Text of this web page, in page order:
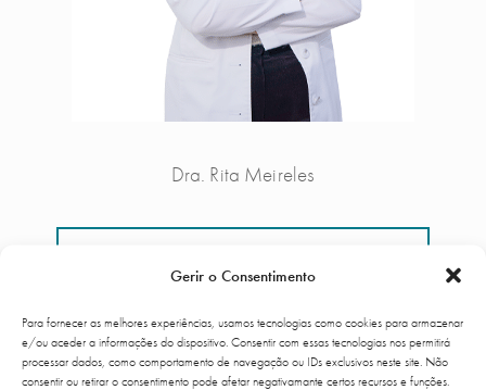
Gerir o Consentimento
Para fornecer as melhores experiências, usamos tecnologias como cookies para armazenar
e/ou aceder a informações do dispositivo. Consentir com essas tecnologias nos permitirá
processar dados, como comportamento de navegação ou IDs exclusivos neste site. Não
consentir ou retirar o consentimento pode afetar negativamante certos recursos e funções.
Dra. Rita Meireles